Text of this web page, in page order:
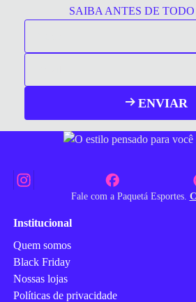
SAIBA ANTES DE
ENVIAR
Fale com a Paquetá Esportes.
Institucional
Quem somos
Black Friday
Nossas lojas
Políticas de privacidade